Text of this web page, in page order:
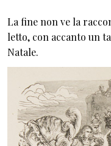
La fine non ve la
letto, con accanto un
Natale.